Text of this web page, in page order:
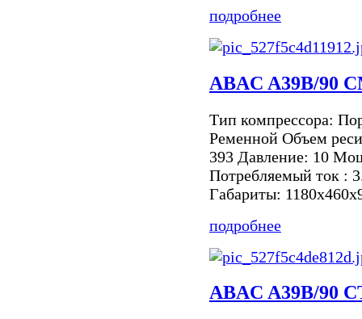
подробнее
ABAC A39B/90
Тип компрессора:
Ременной Объем
393 Давление: 10
Потребляемый ток :
Габариты:
подробнее
ABAC A39B/90